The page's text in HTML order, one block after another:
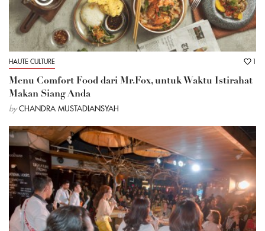
HAUTE CULTURE 1
Menu Comfort Food dari Mr.Fox, untuk Waktu Istirahat
Makan Siang Anda
by CHANDRA MUSTADIANSYAH